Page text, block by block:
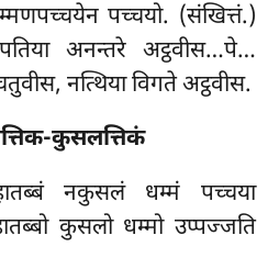
पच्चयो. (संखित्तं.)
अनन्तरे अट्ठवीस…पे…
नत्थिया विगते अट्ठवीस.
कुसलत्तिकं
नकुसलं धम्मं पच्चया
कुसलो धम्मो उप्पज्जति